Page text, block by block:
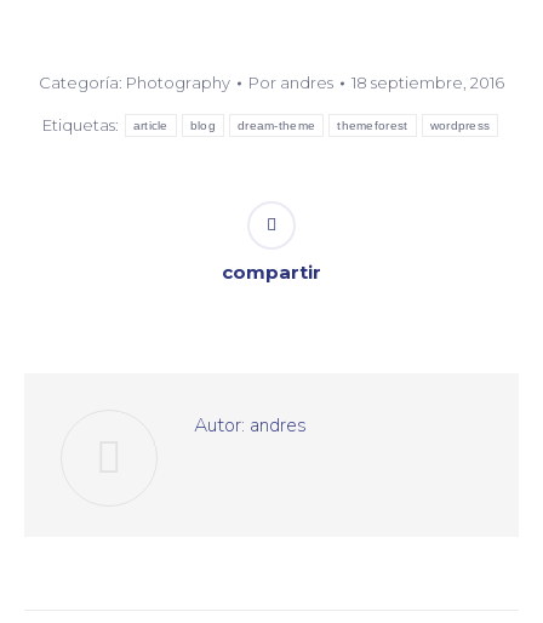
Categoría: Photography Por andres 18 septiembre, 2016
Etiquetas: article blog dream-theme themeforest wordpress
compartir
Autor: andres